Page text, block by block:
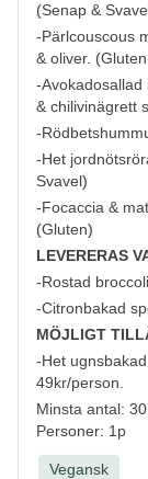
(Senap &
-Pärlcouscous
& oliver. (
-
& chilivinägrett
-
-Het
Svavel)
-Focaccia &
(Gluten)
LEVERERAS
-Rostad
-Citronbakad
MÖJLIGT
-Het
49kr/person.
Minsta antal:
Personer: 1p
Vegansk